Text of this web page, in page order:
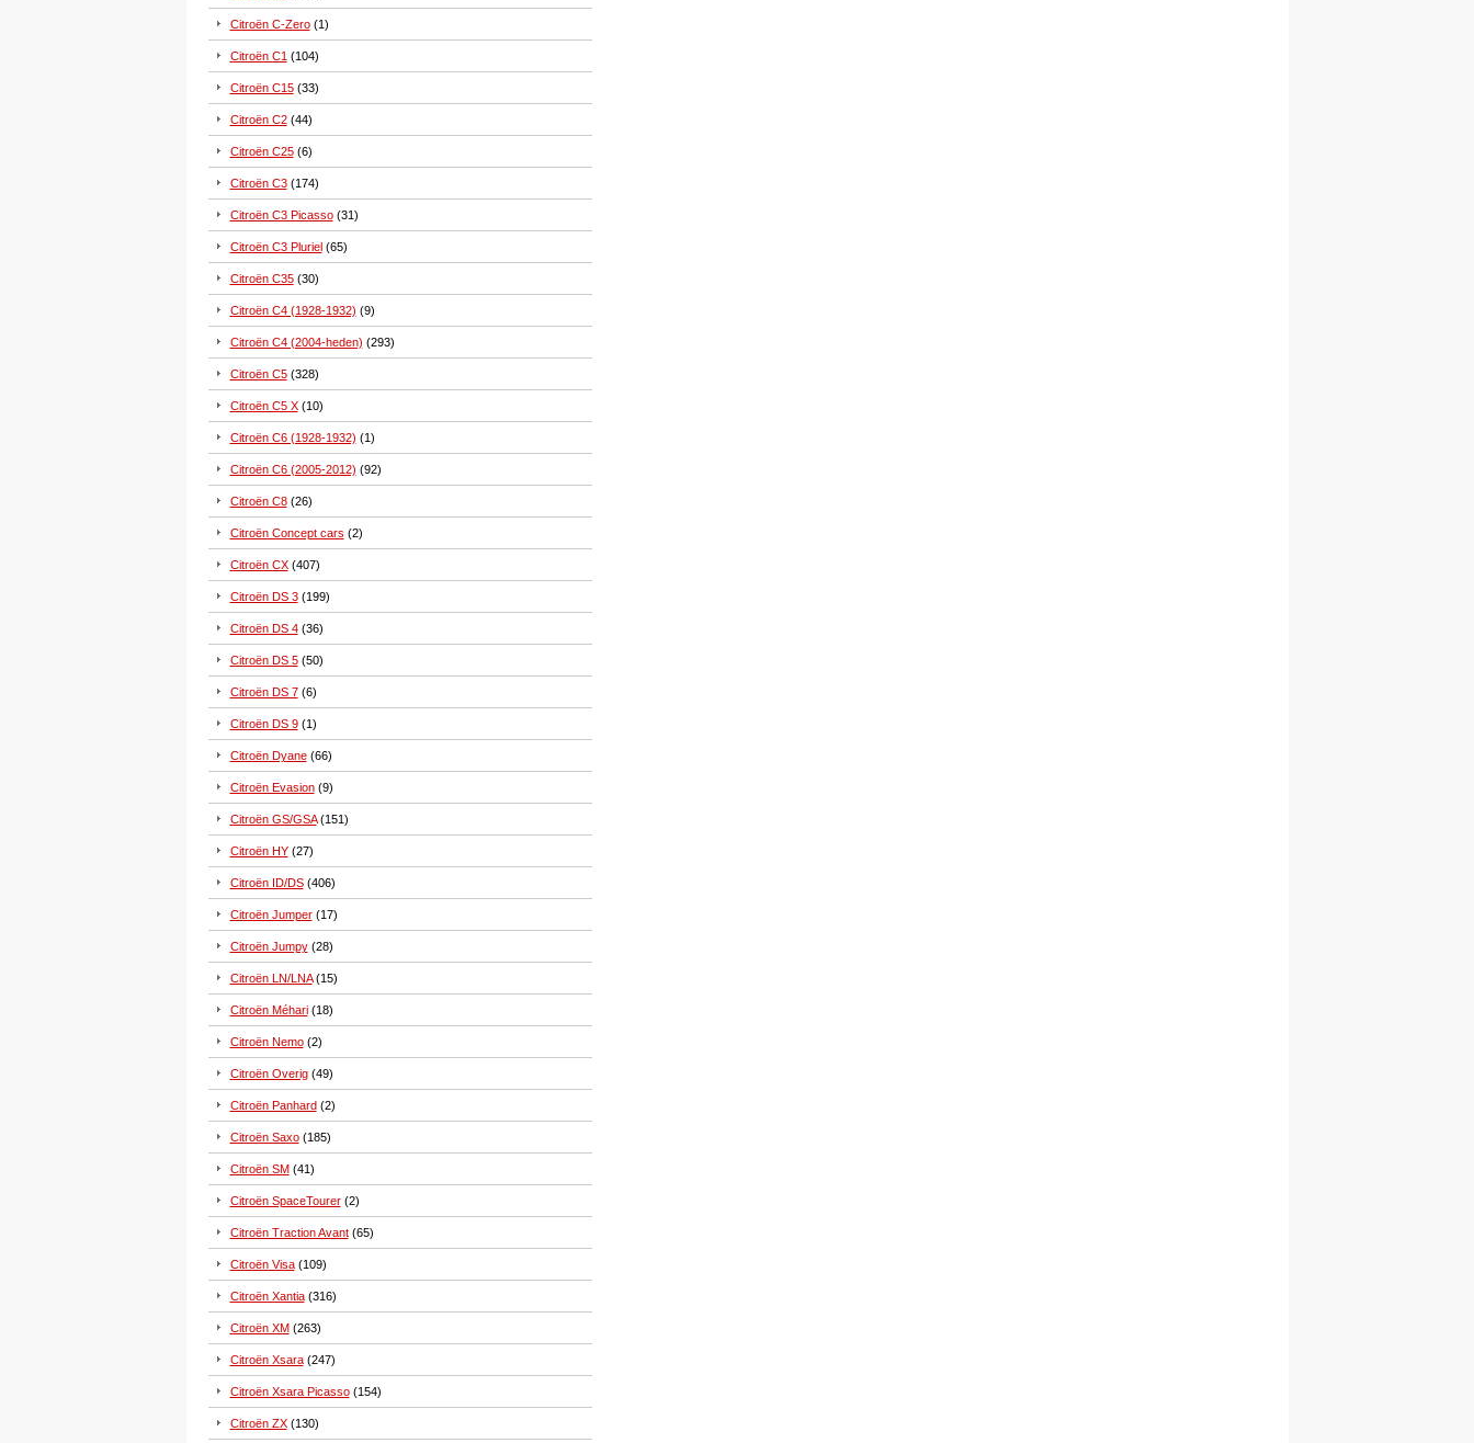
Citroën C-Zero(1)
Citroën C1 (104)
Citroën C15(33)
Citroën C2(44)
Citroën C25(6)
Citroën C3(174)
Citroën C3 Picasso(31)
Citroën C3 Pluriel(65)
Citroën C35(30)
Citroën C4 (1928-1932) (9)
Citroën C4 (2004-heden) (293)
Citroën C5(328)
Citroën C5 X(10)
Citroën C6 (1928-1932) (1)
Citroën C6 (2005-2012) (92)
Citroën C8(26)
Citroën Concept cars (2)
Citroën CX(407)
Citroën DS 3(199)
Citroën DS 4(36)
Citroën DS 5(50)
Citroën DS 7(6)
Citroën DS 9(1)
Citroën Dyane(66)
Citroën Evasion(9)
Citroën GS/GSA(151)
Citroën HY(27)
Citroën ID/DS(406)
Citroën Jumper(17)
Citroën Jumpy(28)
Citroën LN/LNA(15)
Citroën Méhari(18)
Citroën Nemo(2)
Citroën Overig(49)
Citroën Panhard(2)
Citroën Saxo(185)
Citroën SM(41)
Citroën SpaceTourer(2)
Citroën Traction Avant(65)
Citroën Visa(109)
Citroën Xantia(316)
Citroën XM(263)
Citroën Xsara(247)
Citroën Xsara Picasso(154)
Citroën ZX(130)